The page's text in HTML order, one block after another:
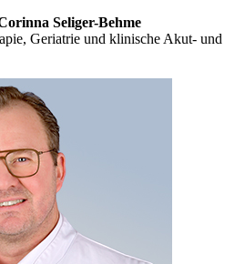
Seliger-Behme
Geriatrie und klinische Akut- und